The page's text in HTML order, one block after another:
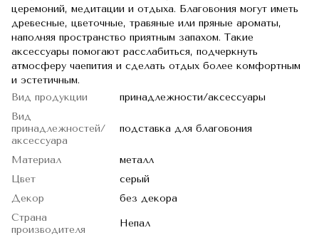
церемоний, медитации и отдыха. Благовония могут иметь
древесные, цветочные, травяные или пряные ароматы,
наполняя пространство приятным запахом. Такие
аксессуары помогают расслабиться, подчеркнуть
атмосферу чаепития и сделать отдых более комфортным
и эстетичным.
Вид продукции
принадлежности/аксессуары
Вид
принадлежностей/
аксессуара
подставка для благовония
Материал
металл
Цвет
серый
Декор
без декора
Страна
производителя
Непал